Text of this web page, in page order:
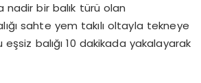
nadir bir balık türü olan
sahte yem takılı oltayla tekneye
balığı 10 dakikada yakalayarak